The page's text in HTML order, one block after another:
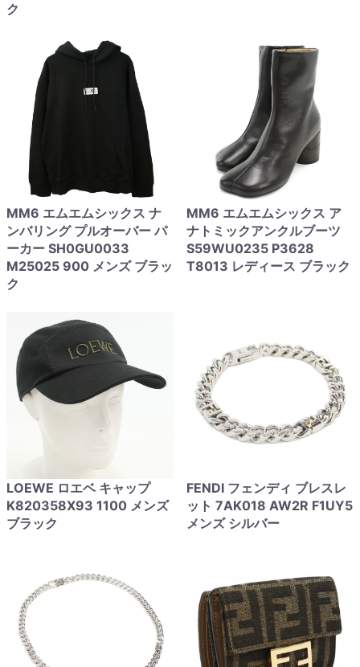
ク
MM6 エムエムシックス ナ
ンバリング プルオーバー パ
ーカー SH0GU0033
M25025 900 メンズ ブラッ
ク
MM6 エムエムシックス ア
ナトミックアンクルブーツ
S59WU0235 P3628
T8013 レディース ブラック
LOEWE ロエベ キャップ
K820358X93 1100 メンズ
ブラック
FENDI フェンディ ブレスレ
ット 7AK018 AW2R F1UY5
メンズ シルバー